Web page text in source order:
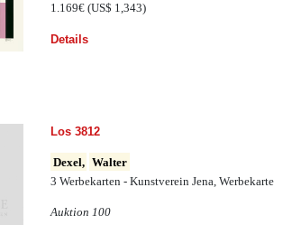
1.169€ (US$ 1,343)
Details
Los 3812
Dexel, Walter
3 Werbekarten - Kunstverein Jena, Werbekarte
Auktion 100